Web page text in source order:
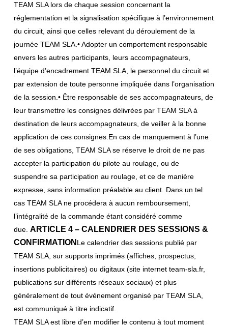
TEAM SLA lors de chaque session concernant la
réglementation et la signalisation spécifique à l’environnement
du circuit, ainsi que celles relevant du déroulement de la
journée TEAM SLA.• Adopter un comportement responsable
envers les autres participants, leurs accompagnateurs,
l’équipe d’encadrement TEAM SLA, le personnel du circuit et
par extension de toute personne impliquée dans l’organisation
de la session.• Être responsable de ses accompagnateurs, de
leur transmettre les consignes délivrées par TEAM SLA à
destination de leurs accompagnateurs, de veiller à la bonne
application de ces consignes.En cas de manquement à l’une
de ses obligations, TEAM SLA se réserve le droit de ne pas
accepter la participation du pilote au roulage, ou de
suspendre sa participation au roulage, et ce de manière
expresse, sans information préalable au client. Dans un tel
cas TEAM SLA ne procédera à aucun remboursement,
l’intégralité de la commande étant considéré comme
due. ARTICLE 4 – CALENDRIER DES SESSIONS &
CONFIRMATION Le calendrier des sessions publié par
TEAM SLA, sur supports imprimés (affiches, prospectus,
insertions publicitaires) ou digitaux (site internet team-sla.fr,
publications sur différents réseaux sociaux) et plus
généralement de tout événement organisé par TEAM SLA,
est communiqué à titre indicatif.
TEAM SLA est libre d’en modifier le contenu à tout moment